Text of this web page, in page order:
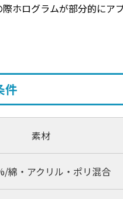
際ホログラムが部分的にア
件
素材
綿・アクリル・ポリ混合